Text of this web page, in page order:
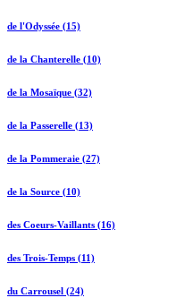
de l'Odyssée (15)
de la Chanterelle (10)
de la Mosaïque (32)
de la Passerelle (13)
de la Pommeraie (27)
de la Source (10)
des Coeurs-Vaillants (16)
des Trois-Temps (11)
du Carrousel (24)